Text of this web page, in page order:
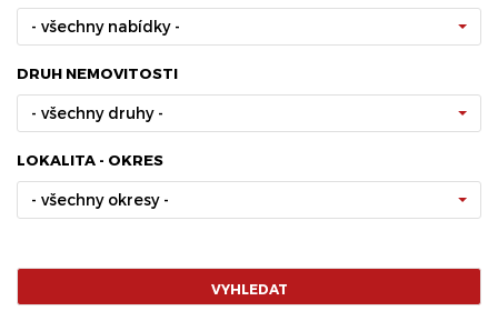
- všechny nabídky -
DRUH NEMOVITOSTI
- všechny druhy -
LOKALITA - OKRES
- všechny okresy -
VYHLEDAT